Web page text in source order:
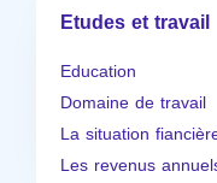
Etudes et travail
Education
Domaine de travail
La situation
Les revenus